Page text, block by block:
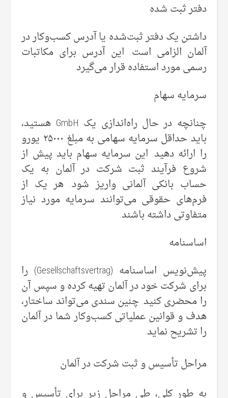
دفتر ثبت شده
داشتن یک دفتر ثبت‌شده یا آدرس کسب‌وکار در
آلمان الزامی است. این آدرس برای مکاتبات
رسمی مورد استفاده قرار می‌گیرد.
سرمایه سهام
چنانچه در حال راه‌اندازی یک GmbH هستید،
باید حداقل سرمایه سهامی به مبلغ ۲۵۰۰۰ یورو
را ارائه دهید. این سرمایه سهام باید پیش از
شروع فرآیند ثبت شرکت در آلمان به یک
حساب بانکی آلمانی واریز شود. هر یک از
فرم‌های حقوقی می‌توانند سرمایه مورد نیاز
متفاوتی داشته باشند.
اساسنامه
پیش‌نویس اساسنامه‌ (Gesellschaftsvertrag) را
برای شرکت خود در آلمان تهیه کرده و سپس آن
را محضری کنید. چنین سندی می‌تواند ساختار،
هدف و قوانین عملیاتی کسب‌وکار شما در آلمان
را تشریح نماید.
مراحل تأسیس و ثبت شرکت در آلمان
به طور کلی، طی مراحل زیر برای تأسیس و